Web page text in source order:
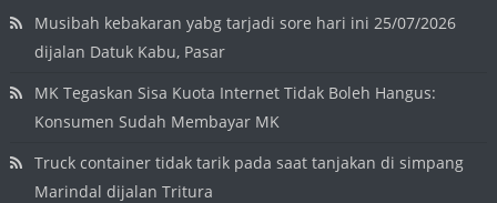
Musibah kebakaran yabg tarjadi sore hari ini 25/07/2026
dijalan Datuk Kabu, Pasar
MK Tegaskan Sisa Kuota Internet Tidak Boleh Hangus:
Konsumen Sudah Membayar MK
Truck container tidak tarik pada saat tanjakan di simpang
Marindal dijalan Tritura